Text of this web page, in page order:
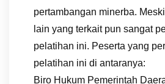
pertambangan minerba.
lain yang terkait pun sangat
pelatihan ini. Peserta yang
pelatihan ini di antaranya:
Biro Hukum Pemerintah